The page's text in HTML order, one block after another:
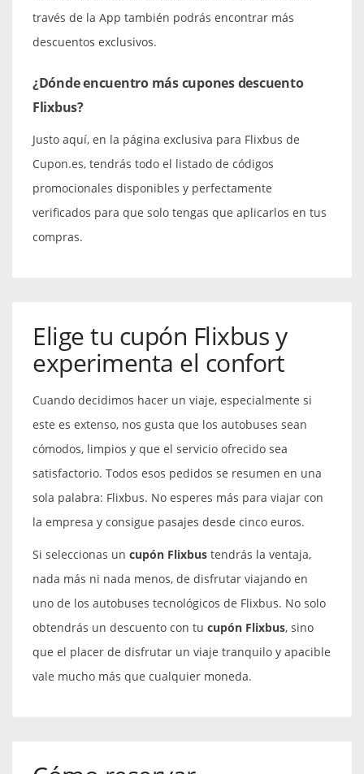
través de la App también podrás encontrar más
descuentos exclusivos.
¿Dónde encuentro más cupones descuento
Flixbus?
Justo aquí, en la página exclusiva para Flixbus de
Cupon.es, tendrás todo el listado de códigos
promocionales disponibles y perfectamente
verificados para que solo tengas que aplicarlos en tus
compras.
Elige tu cupón Flixbus y
experimenta el confort
Cuando decidimos hacer un viaje, especialmente si
este es extenso, nos gusta que los autobuses sean
cómodos, limpios y que el servicio ofrecido sea
satisfactorio. Todos esos pedidos se resumen en una
sola palabra: Flixbus. No esperes más para viajar con
la empresa y consigue pasajes desde cinco euros.
Si seleccionas un cupón Flixbus tendrás la ventaja,
nada más ni nada menos, de disfrutar viajando en
uno de los autobuses tecnológicos de Flixbus. No solo
obtendrás un descuento con tu cupón Flixbus, sino
que el placer de disfrutar un viaje tranquilo y apacible
vale mucho más que cualquier moneda.